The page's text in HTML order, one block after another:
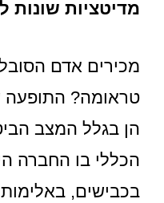
מדיטציות שונות
מכירים אדם
טראומה? התופעה
הן בגלל המצב
הכללי בו החברה
בכבישים,